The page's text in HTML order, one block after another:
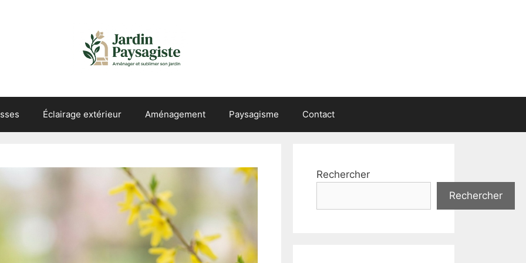
Éclairage extérieur Aménagement Paysagisme Contact
Rechercher
Rechercher